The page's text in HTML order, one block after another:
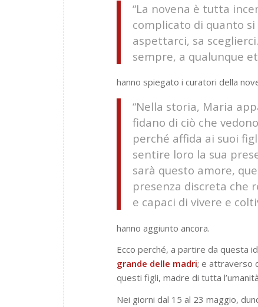
“La novena è tutta
complicato di quanto si
aspettarci, sa
sempre, a qualunque
hanno spiegato i curatori della
“Nella storia, Maria
fidano di ciò che
perché affida ai suoi
sentire loro la sua
sarà questo amore,
presenza discreta che
e capaci di vivere e
hanno aggiunto ancora.
Ecco perché, a partire da questa
grande delle madri; e attraverso
questi figli, madre di tutta
Nei giorni dal 15 al 23 maggio,